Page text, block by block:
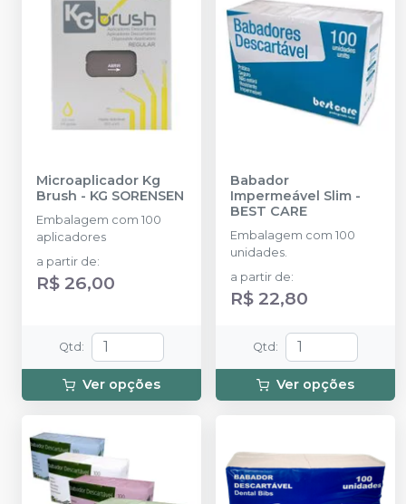
Microaplicador Kg
Brush - KG SORENSEN
Embalagem com 100
aplicadores
a partir de:
R$ 26,00
Qtd :
Ver opções
Babador
Impermeável Slim -
BEST CARE
Embalagem com 100
unidades.
a partir de:
R$ 22,80
Qtd :
Ver opções